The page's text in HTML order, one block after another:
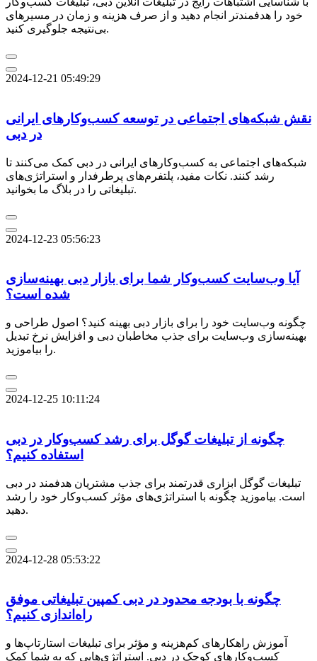
خود را هدفمندتر انجام دهید و از صرف هزینه و زمان در مسیرهای
بی‌نتیجه جلوگیری کنید.
2024-12-21 05:49:29
نقش شبکه‌های اجتماعی در توسعه کسب‌وکارهای ایرانی
در دبی
شبکه‌های اجتماعی به کسب‌وکارهای ایرانی در دبی کمک می‌کنند تا
رشد کنند. نکات مفید، پلتفرم‌های پرطرفدار و استراتژی‌های
تبلیغاتی را در بلاگ ما بخوانید.
2024-12-23 05:56:23
آیا وب‌سایت کسب‌وکار شما برای بازار دبی بهینه‌سازی
شده است؟
چگونه وب‌سایت خود را برای بازار دبی بهینه کنید؟ اصول طراحی و
بهینه‌سازی وب‌سایت برای جذب مخاطبان دبی و افزایش نرخ تبدیل
را بیاموزید.
2024-12-25 10:11:24
چگونه از تبلیغات گوگل برای رشد کسب‌وکار در دبی
استفاده کنیم؟
تبلیغات گوگل ابزاری قدرتمند برای جذب مشتریان هدفمند در دبی
است. بیاموزید چگونه با استراتژی‌های مؤثر کسب‌وکار خود را رشد
دهید.
2024-12-28 05:53:22
چگونه با بودجه محدود در دبی کمپین تبلیغاتی موفق
راه‌اندازی کنیم؟
آموزش راهکارهای کم‌هزینه و مؤثر برای تبلیغات استارتاپ‌ها و
کسب‌وکارهای کوچک در دبی. استراتژی‌هایی که به شما کمک